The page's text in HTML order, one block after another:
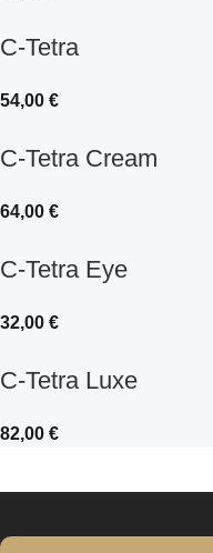
C-Tetra
54,00 €
C-Tetra Cream
64,00 €
C-Tetra Eye
32,00 €
C-Tetra Luxe
82,00 €